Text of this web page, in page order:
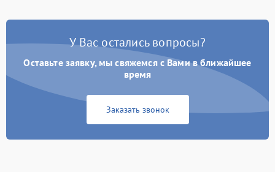
У Вас остались вопросы?
Оставьте заявку, мы свяжемся с Вами в ближайшее
время
Заказать звонок